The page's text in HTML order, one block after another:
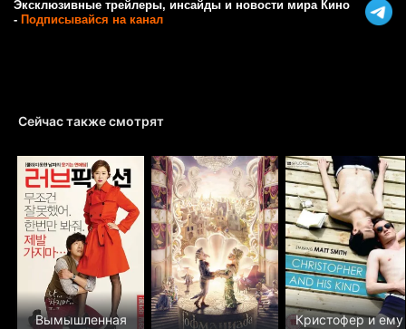
Эксклюзивные трейлеры, инсайды и новости мира Кино
- Подписывайся на канал
Сейчас также смотрят
Вымышленная
Кристофер и ему